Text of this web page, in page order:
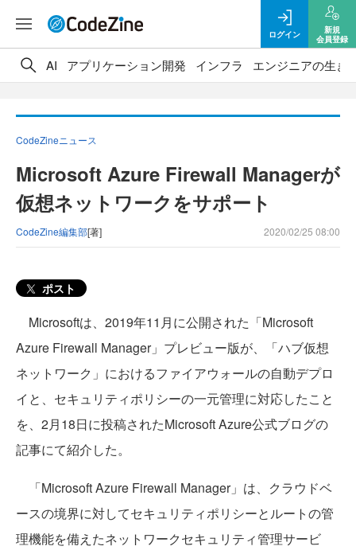
ログイン
新規
会員登録
AI アプリケーション開発 インフラ エンジニアの生き
CodeZineニュース
Microsoft Azure Firewall Managerが
仮想ネットワークをサポート
CodeZine編集部[著] 2020/02/25 08:00
ポスト
Microsoftは、2019年11月に公開された「Microsoft
Azure Firewall Manager」プレビュー版が、「ハブ仮想
ネットワーク」におけるファイアウォールの自動デプロ
イと、セキュリティポリシーの一元管理に対応したこと
を、2月18日に投稿されたMicrosoft Azure公式ブログの
記事にて紹介した。
「Microsoft Azure Firewall Manager」は、クラウドベ
ースの境界に対してセキュリティポリシーとルートの管
理機能を備えたネットワークセキュリティ管理サービ